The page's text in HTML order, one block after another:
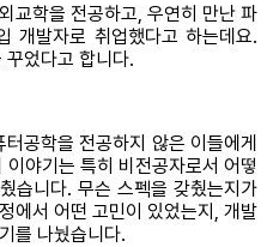
교학을 전공하고, 우연히 만난 파
개발자로 취업했다고 하는데요.
었다고 합니다.
공학을 전공하지 않은 이들에게
야기는 특히 비전공자로서 어떻
습니다. 무슨 스펙을 갖췄는지가
에서 어떤 고민이 있었는지, 개발
를 나눴습니다.